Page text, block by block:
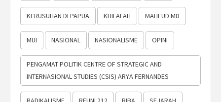
KERUSUHAN DI PAPUA KHILAFAH MAHFUD MD
MUI NASIONAL NASIONALISME OPINI
PENGAMAT POLITIK CENTRE OF STRATEGIC AND
INTERNASIONAL STUDIES (CSIS) ARYA FERNANDES